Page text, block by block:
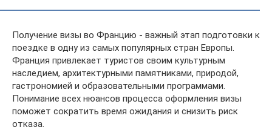
Получение визы во Францию - важный этап подготовки к
поездке в одну из самых популярных стран Европы.
Франция привлекает туристов своим культурным
наследием, архитектурными памятниками, природой,
гастрономией и образовательными программами.
Понимание всех нюансов процесса оформления визы
поможет сократить время ожидания и снизить риск
отказа.